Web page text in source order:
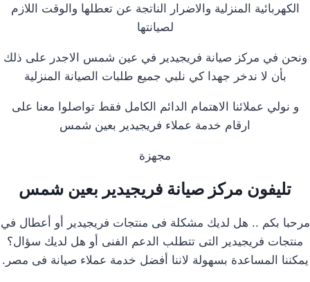
الكهربائية المنزلية والاضرار الناتجة عن تعطلها والوقت اللازم
لصيانتها
ونحن في مركز صيانة فريجيدير في عين شمس الاجدر على ذلك
بأن لا ندخر جهدا كي نلبي جميع طلبات الصيانة المنزلية
و نولي عملائنا الاهتمام الدائم الكامل فقط تواصلوا معنا على
ارقام خدمة عملاء فريجيدير بعين شمس
مجهزة
تليفون مركز صيانة فريجيدير بعين شمس
مرحبا بكم .. هل لديك مشكلة فى منتجات فريجيدير أو أعطال في
منتجات فريجيدير التى تتطلب الدعم الفنى أو هل لديك سؤال؟
يمكننا المساعدة بسهولة لاننا أفضل خدمة عملاء صيانة فى مصر.